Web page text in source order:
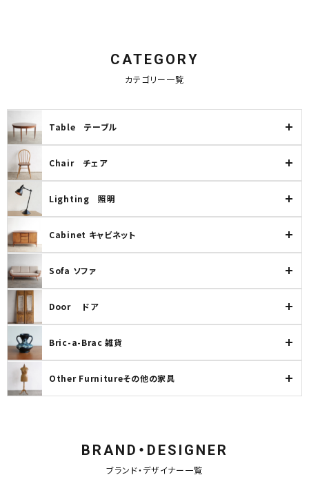
ギャラリー・シーン
納品事例
エキシビジョン・展示会
過去販売
INFORMATION
ACCOUNT MENU
ようこそ ゲスト 様
meeting_room ログイン person 新規会員登録
CATEGORY
カテゴリー一覧
Table テーブル
Chair チェア
Lighting 照明
Cabinet キャビネット
Sofa ソファ
Door ドア
Bric-a-Brac 雑貨
Other Furnitureその他の家具
BRAND・DESIGNER
ブランド・デザイナー一覧